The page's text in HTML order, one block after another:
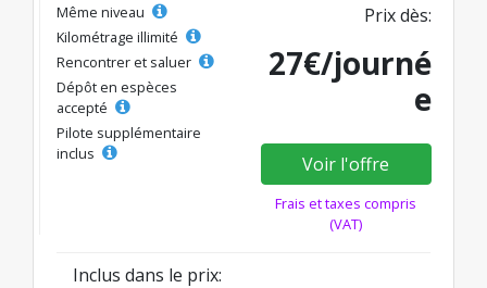
Même niveau
Kilométrage illimité
Rencontrer et saluer
Dépôt en espèces
accepté
Pilote supplémentaire
inclus
Prix dès:
27€/journé
e
Voir l'offre
Frais et taxes compris
(VAT)
Inclus dans le prix: